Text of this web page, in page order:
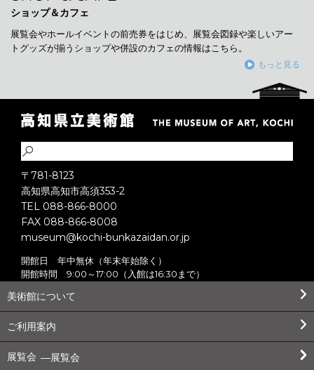
ショップ＆カフェ
展覧会やホールイベントの前売券をはじめ、展覧会図録や楽しいアー
トグッズが揃うショップや併設のカフェの情報はこちら。
もっと見る
〒781-8123
高知県高知市高須353-2
TEL 088-866-8000
FAX 088-866-8008
museum@kochi-bunkazaidan.or.jp
開館日 年中無休（年末年始除く）
開館時間 9:00～17:00（入館は16:30まで）
美術館について
ご利用案内
展覧会 展覧会